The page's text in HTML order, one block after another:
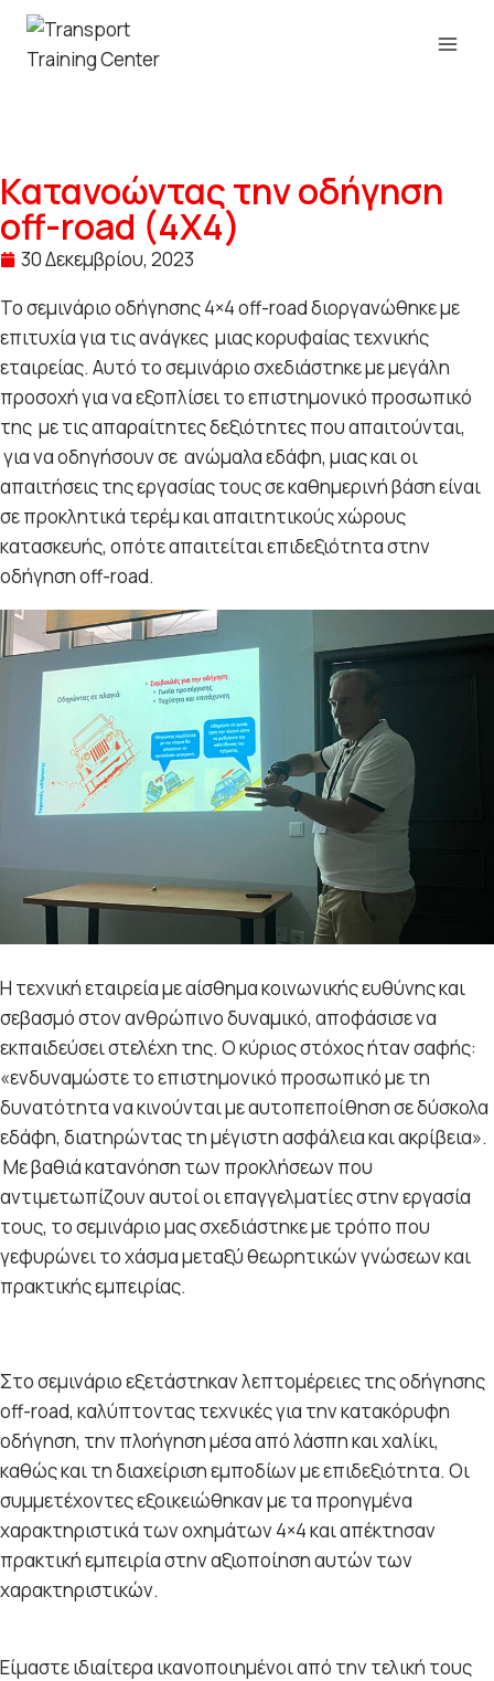
Κατανοώντας την οδήγηση
off-road (4Χ4)
30 Δεκεμβρίου, 2023
Το σεμινάριο οδήγησης 4×4 off-road διοργανώθηκε με
επιτυχία για τις ανάγκες μιας κορυφαίας τεχνικής
εταιρείας. Αυτό το σεμινάριο σχεδιάστηκε με μεγάλη
προσοχή για να εξοπλίσει το επιστημονικό προσωπικό
της με τις απαραίτητες δεξιότητες που απαιτούνται,
για να οδηγήσουν σε ανώμαλα εδάφη, μιας και οι
απαιτήσεις της εργασίας τους σε καθημερινή βάση είναι
σε προκλητικά τερέμ και απαιτητικούς χώρους
κατασκευής, οπότε απαιτείται επιδεξιότητα στην
οδήγηση off-road.
Η τεχνική εταιρεία με αίσθημα κοινωνικής ευθύνης και
σεβασμό στον ανθρώπινο δυναμικό, αποφάσισε να
εκπαιδεύσει στελέχη της. Ο κύριος στόχος ήταν σαφής:
«ενδυναμώστε το επιστημονικό προσωπικό με τη
δυνατότητα να κινούνται με αυτοπεποίθηση σε δύσκολα
εδάφη, διατηρώντας τη μέγιστη ασφάλεια και ακρίβεια».
Με βαθιά κατανόηση των προκλήσεων που
αντιμετωπίζουν αυτοί οι επαγγελματίες στην εργασία
τους, το σεμινάριο μας σχεδιάστηκε με τρόπο που
γεφυρώνει το χάσμα μεταξύ θεωρητικών γνώσεων και
πρακτικής εμπειρίας.
Στο σεμινάριο εξετάστηκαν λεπτομέρειες της οδήγησης
off-road, καλύπτοντας τεχνικές για την κατακόρυφη
οδήγηση, την πλοήγηση μέσα από λάσπη και χαλίκι,
καθώς και τη διαχείριση εμποδίων με επιδεξιότητα. Οι
συμμετέχοντες εξοικειώθηκαν με τα προηγμένα
χαρακτηριστικά των οχημάτων 4×4 και απέκτησαν
πρακτική εμπειρία στην αξιοποίηση αυτών των
χαρακτηριστικών.
Είμαστε ιδιαίτερα ικανοποιημένοι από την τελική τους